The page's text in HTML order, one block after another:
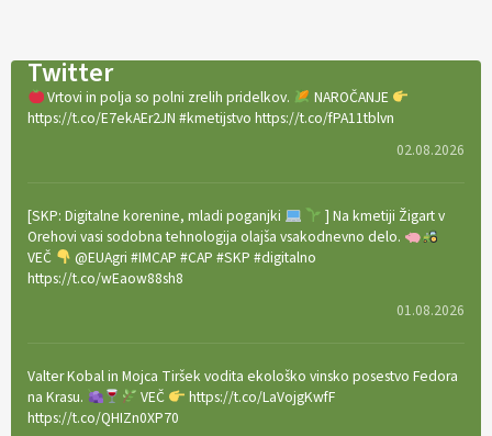
Twitter
Vrtovi in polja so polni zrelih pridelkov.
NAROČANJE
https://t.co/E7ekAEr2JN #kmetijstvo https://t.co/fPA11tblvn
02.08.2026
[SKP: Digitalne korenine, mladi poganjki
] Na kmetiji Žigart v
Orehovi vasi sodobna tehnologija olajša vsakodnevno delo.
VEČ
@EUAgri #IMCAP #CAP #SKP #digitalno
https://t.co/wEaow88sh8
01.08.2026
Valter Kobal in Mojca Tiršek vodita ekološko vinsko posestvo Fedora
na Krasu.
VEČ
https://t.co/LaVojgKwfF
https://t.co/QHIZn0XP70